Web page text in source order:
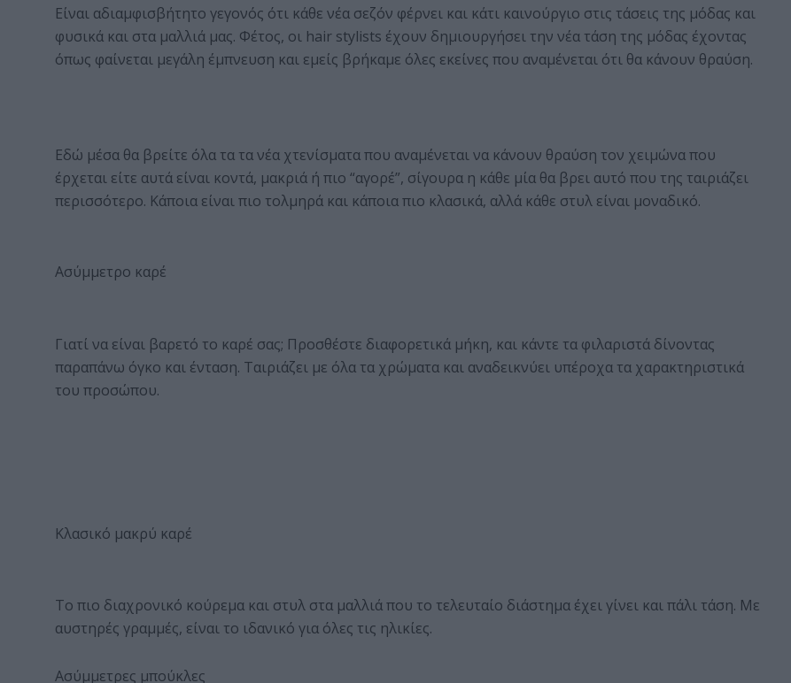
Είναι αδιαμφισβήτητο γεγονός ότι κάθε νέα σεζόν φέρνει και κάτι καινούργιο στις τάσεις της μόδας και
φυσικά και στα μαλλιά μας. Φέτος, οι hair stylists έχουν δημιουργήσει την νέα τάση της μόδας έχοντας
όπως φαίνεται μεγάλη έμπνευση και εμείς βρήκαμε όλες εκείνες που αναμένεται ότι θα κάνουν θραύση.
Εδώ μέσα θα βρείτε όλα τα τα νέα χτενίσματα που αναμένεται να κάνουν θραύση τον χειμώνα που
έρχεται είτε αυτά είναι κοντά, μακριά ή πιο “αγορέ”, σίγουρα η κάθε μία θα βρει αυτό που της ταιριάζει
περισσότερο. Κάποια είναι πιο τολμηρά και κάποια πιο κλασικά, αλλά κάθε στυλ είναι μοναδικό.
Ασύμμετρο καρέ
Γιατί να είναι βαρετό το καρέ σας; Προσθέστε διαφορετικά μήκη, και κάντε τα φιλαριστά δίνοντας
παραπάνω όγκο και ένταση. Ταιριάζει με όλα τα χρώματα και αναδεικνύει υπέροχα τα χαρακτηριστικά
του προσώπου.
Κλασικό μακρύ καρέ
Το πιο διαχρονικό κούρεμα και στυλ στα μαλλιά που το τελευταίο διάστημα έχει γίνει και πάλι τάση. Με
αυστηρές γραμμές, είναι το ιδανικό για όλες τις ηλικίες.
Ασύμμετρες μπούκλες